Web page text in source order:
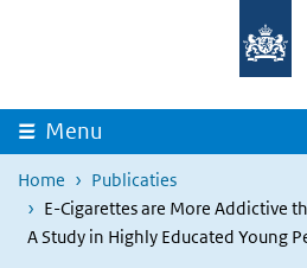
Overslaan en naar de inhoud gaan
Menu
Home
Publicaties
E-Cigarettes are More Addictive
A Study in Highly Educated Young